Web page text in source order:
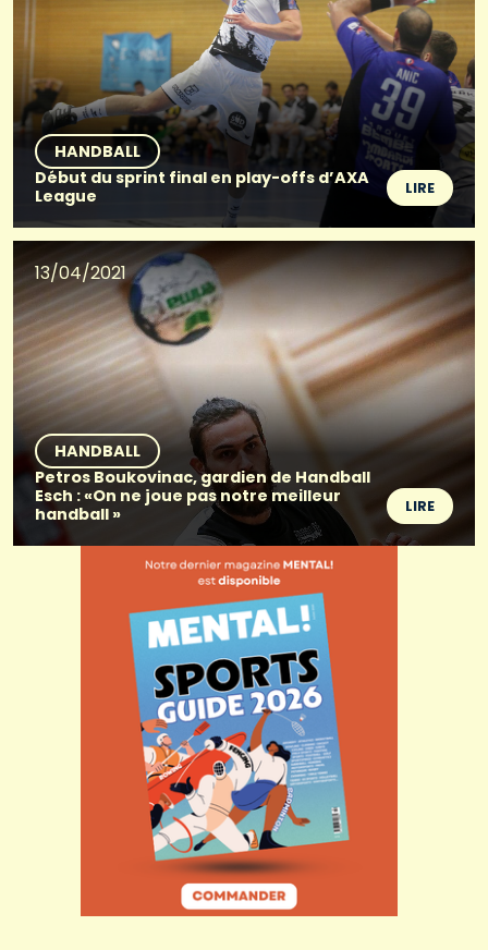
HANDBALL
Début du sprint final en play-offs d’AXA
League
LIRE
13/04/2021
HANDBALL
Petros Boukovinac, gardien de Handball
Esch : «On ne joue pas notre meilleur
handball »
LIRE